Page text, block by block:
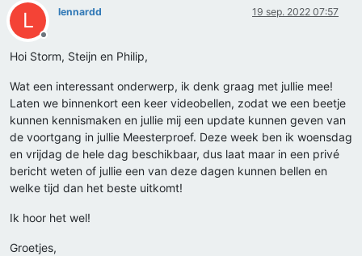
L
Offline
lennardd 19 sep. 2022 07:57
Hoi Storm, Steijn en Philip,
Wat een interessant onderwerp, ik denk graag met jullie mee!
Laten we binnenkort een keer videobellen, zodat we een beetje
kunnen kennismaken en jullie mij een update kunnen geven van
de voortgang in jullie Meesterproef. Deze week ben ik woensdag
en vrijdag de hele dag beschikbaar, dus laat maar in een privé
bericht weten of jullie een van deze dagen kunnen bellen en
welke tijd dan het beste uitkomt!
Ik hoor het wel!
Groetjes,